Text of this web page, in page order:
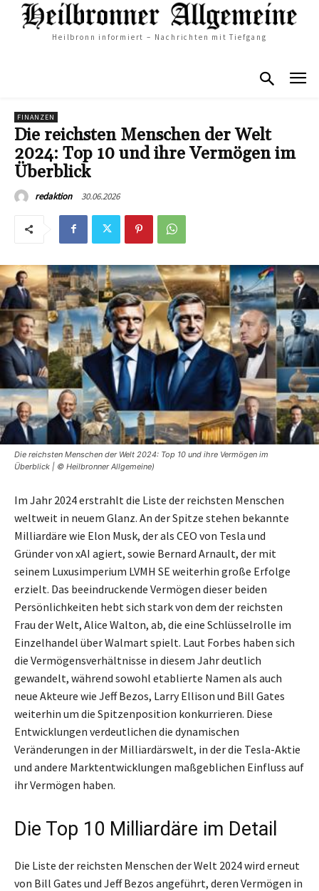
Heilbronn informiert – Nachrichten mit Tiefgang
FINANZEN
Die reichsten Menschen der Welt
2024: Top 10 und ihre Vermögen im
Überblick
redaktion 30.06.2026
Die reichsten Menschen der Welt 2024: Top 10 und ihre Vermögen im
Überblick | © Heilbronner Allgemeine)
Im Jahr 2024 erstrahlt die Liste der reichsten Menschen
weltweit in neuem Glanz. An der Spitze stehen bekannte
Milliardäre wie Elon Musk, der als CEO von Tesla und
Gründer von xAI agiert, sowie Bernard Arnault, der mit
seinem Luxusimperium LVMH SE weiterhin große Erfolge
erzielt. Das beeindruckende Vermögen dieser beiden
Persönlichkeiten hebt sich stark von dem der reichsten
Frau der Welt, Alice Walton, ab, die eine Schlüsselrolle im
Einzelhandel über Walmart spielt. Laut Forbes haben sich
die Vermögensverhältnisse in diesem Jahr deutlich
gewandelt, während sowohl etablierte Namen als auch
neue Akteure wie Jeff Bezos, Larry Ellison und Bill Gates
weiterhin um die Spitzenposition konkurrieren. Diese
Entwicklungen verdeutlichen die dynamischen
Veränderungen in der Milliardärswelt, in der die Tesla-Aktie
und andere Marktentwicklungen maßgeblichen Einfluss auf
ihr Vermögen haben.
Die Top 10 Milliardäre im Detail
Die Liste der reichsten Menschen der Welt 2024 wird erneut
von Bill Gates und Jeff Bezos angeführt, deren Vermögen in